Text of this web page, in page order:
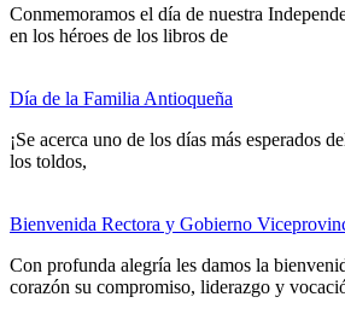
Conmemoramos el día de nuestra
en los héroes de los libros de
Día de la Familia Antioqueña
¡Se acerca uno de los días más esperados
los toldos,
Bienvenida Rectora y Gobierno
Con profunda alegría les damos la
corazón su compromiso, liderazgo y